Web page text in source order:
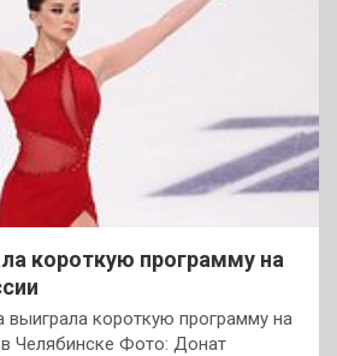
короткую программу на
выиграла короткую программу на
Челябинске Фото: Донат